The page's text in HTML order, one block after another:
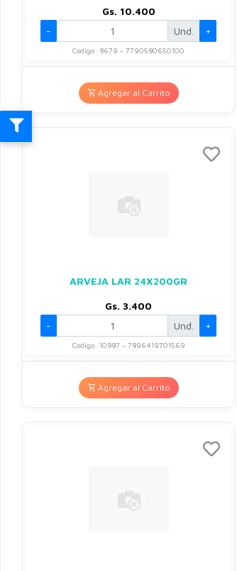
Gs. 10.400
-
Und. +
Codigo: 8679 - 7790580650100
Agregar al Carrito
ARVEJA LAR 24X200GR
Gs. 3.400
-
Und. +
Codigo: 10887 - 7896419701569
Agregar al Carrito